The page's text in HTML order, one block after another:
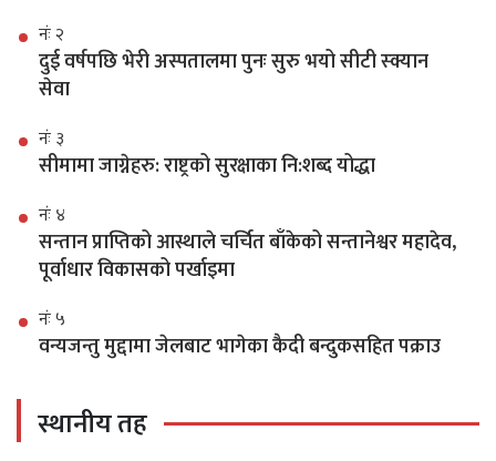
नंः २
दुई वर्षपछि भेरी अस्पतालमा पुनः सुरु भयो सीटी स्क्यान
सेवा
नंः ३
सीमामा जाग्नेहरु: राष्ट्रको सुरक्षाका नि:शब्द योद्धा
नंः ४
सन्तान प्राप्तिको आस्थाले चर्चित बाँकेको सन्तानेश्वर महादेव,
पूर्वाधार विकासको पर्खाइमा
नंः ५
वन्यजन्तु मुद्दामा जेलबाट भागेका कैदी बन्दुकसहित पक्राउ
स्थानीय तह